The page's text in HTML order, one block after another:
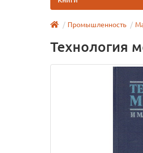
Промышленность
Технология